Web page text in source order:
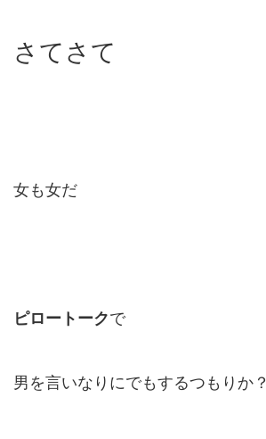
さてさて
女も女だ
ピロートークで
男を言いなりにでもするつもりか？